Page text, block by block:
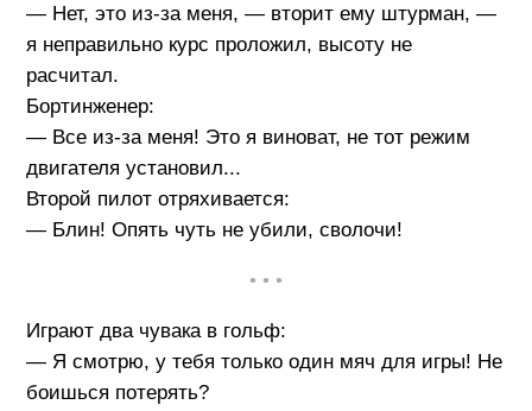
— Нет, это из-за меня, — вторит ему штурман, —
я неправильно курс проложил, высоту не
расчитал.
Бортинженер:
— Все из-за меня! Это я виноват, не тот режим
двигателя установил...
Второй пилот отряхивается:
— Блин! Опять чуть не убили, сволочи!
• • •
Играют два чувака в гольф:
— Я смотрю, у тебя только один мяч для игры! Не
боишься потерять?